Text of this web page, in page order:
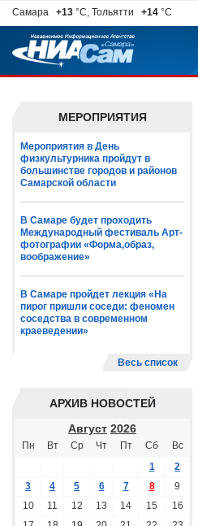
Самара +13 °C, Тольятти +14 °C
МЕРОПРИЯТИЯ
Мероприятия в День
физкультурника пройдут в
большинстве городов и районов
Самарской области
В Самаре будет проходить
Международный фестиваль Арт-
фотографии «Форма,образ,
воображение»
В Самаре пройдет лекция «На
пирог пришли соседи: феномен
соседства в современном
краеведении»
Весь список
АРХИВ НОВОСТЕЙ
Август 2026
Пн Вт Ср Чт Пт Сб
Вс
1
2
3
4 5 6 7 8
9
10
11 12 13 14 15
16